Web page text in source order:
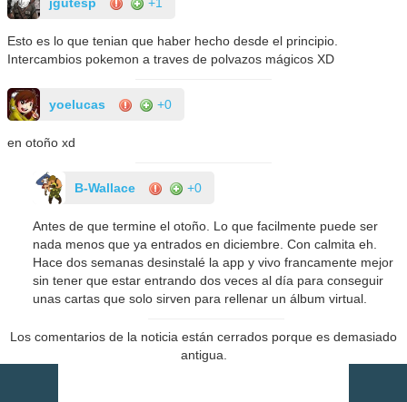
Esto es lo que tenian que haber hecho desde el principio.
Intercambios pokemon a traves de polvazos mágicos XD
yoelucas +0
en otoño xd
B-Wallace +0
Antes de que termine el otoño. Lo que facilmente puede ser
nada menos que ya entrados en diciembre. Con calmita eh.
Hace dos semanas desinstalé la app y vivo francamente mejor
sin tener que estar entrando dos veces al día para conseguir
unas cartas que solo sirven para rellenar un álbum virtual.
Los comentarios de la noticia están cerrados porque es demasiado
antigua.